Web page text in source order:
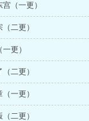
（一更）
二更）
更）
二更）
一更）
二更）